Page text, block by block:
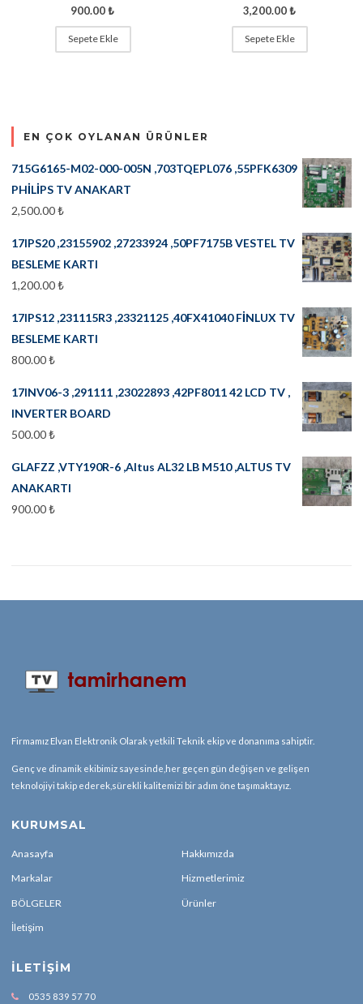
900.00₺
Sepete Ekle
3,200.00₺
Sepete Ekle
EN ÇOK OYLANAN ÜRÜNLER
715G6165-M02-000-005N ,703TQEPL076 ,55PFK6309
PHİLİPS TV ANAKART
2,500.00₺
17IPS20 ,23155902 ,27233924 ,50PF7175B VESTEL TV
BESLEME KARTI
1,200.00₺
17IPS12 ,231115R3 ,23321125 ,40FX41040 FİNLUX TV
BESLEME KARTI
800.00₺
17INV06-3 ,291111 ,23022893 ,42PF8011 42 LCD TV ,
INVERTER BOARD
500.00₺
GLAFZZ ,VTY190R-6 ,Altus AL32 LB M510 ,ALTUS TV
ANAKARTI
900.00₺
Firmamız Elvan Elektronik Olarak yetkili Teknik ekip ve donanıma sahiptir.
Genç ve dinamik ekibimiz sayesinde,her geçen gün değişen ve gelişen
teknolojiyi takip ederek,sürekli kalitemizi bir adım öne taşımaktayız.
KURUMSAL
Anasayfa Hakkımızda
Markalar Hizmetlerimiz
BÖLGELER Ürünler
İletişim
İLETIŞIM
0535 839 57 70